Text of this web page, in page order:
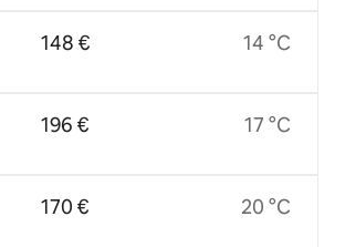
148 €
196 €
170 €
14 °C
17 °C
20 °C